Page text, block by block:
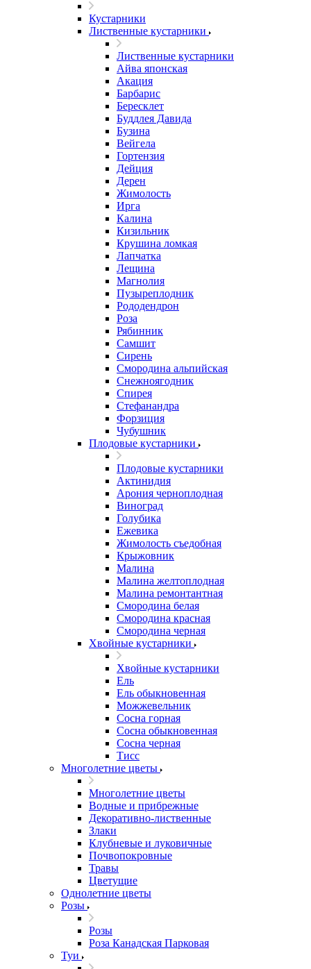
Кустарники
Лиственные кустарники
Лиственные кустарники
Айва японская
Акация
Барбарис
Бересклет
Буддлея Давида
Бузина
Вейгела
Гортензия
Дейция
Дерен
Жимолость
Ирга
Калина
Кизильник
Крушина ломкая
Лапчатка
Лещина
Магнолия
Пузыреплодник
Рододендрон
Роза
Рябинник
Самшит
Сирень
Смородина альпийская
Снежноягодник
Спирея
Стефанандра
Форзиция
Чубушник
Плодовые кустарники
Плодовые кустарники
Актинидия
Арония черноплодная
Виноград
Голубика
Ежевика
Жимолость съедобная
Крыжовник
Малина
Малина желтоплодная
Малина ремонтантная
Смородина белая
Смородина красная
Смородина черная
Хвойные кустарники
Хвойные кустарники
Ель
Ель обыкновенная
Можжевельник
Сосна горная
Сосна обыкновенная
Сосна черная
Тисс
Многолетние цветы
Многолетние цветы
Водные и прибрежные
Декоративно-лиственные
Злаки
Клубневые и луковичные
Почвопокровные
Травы
Цветущие
Однолетние цветы
Розы
Розы
Роза Канадская Парковая
Туи